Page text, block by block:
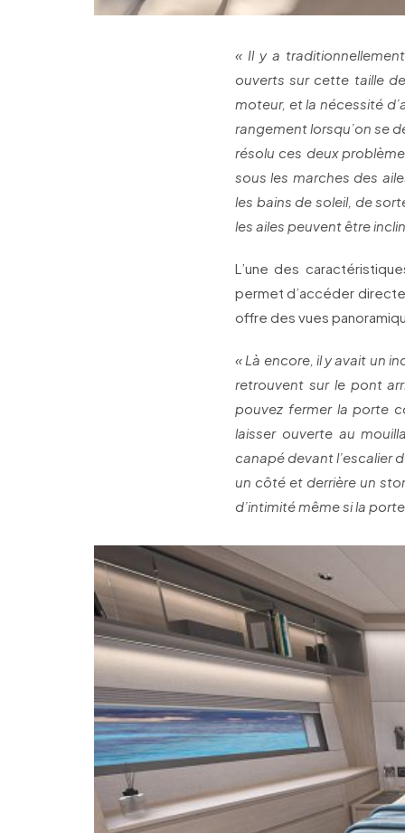
« Il y a
ouverts sur cette taille
moteur, et la nécessité
rangement lorsqu’on se
résolu ces deux
sous les marches des
les bains de soleil, de
les ailes peuvent être
L’une des
permet d’accéder
offre des vues
« Là encore, il y avait un
retrouvent sur le pont
pouvez fermer la porte
laisser ouverte au
canapé devant l’escalier
un côté et derrière un
d’intimité même si la